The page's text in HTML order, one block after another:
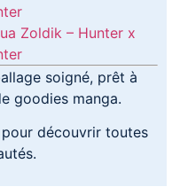
Zoldik – Hunter x
soigné, prêt à
goodies manga.
découvrir toutes